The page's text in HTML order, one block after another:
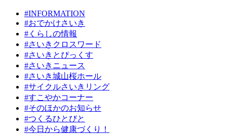
#INFORMATION
#おでかけさいき
#くらしの情報
#さいきクロスワード
#さいきとぴっくす
#さいきニュース
#さいき城山桜ホール
#サイクルさいきリング
#すこやかコーナー
#そのほかのお知らせ
#つくるひとびと
#今日から健康づくり！